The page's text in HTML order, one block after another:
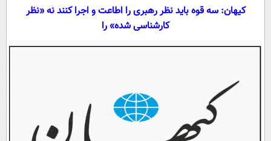
سیاسی
اقتصاد
اقتصادی
جامعه
سلامت
سیاست خارجی
فرهنگ و هنر
کیهان: سه قوه باید نظر رهبری را اطاعت و اجرا کنند نه «نظر
کارشناسی شده» را